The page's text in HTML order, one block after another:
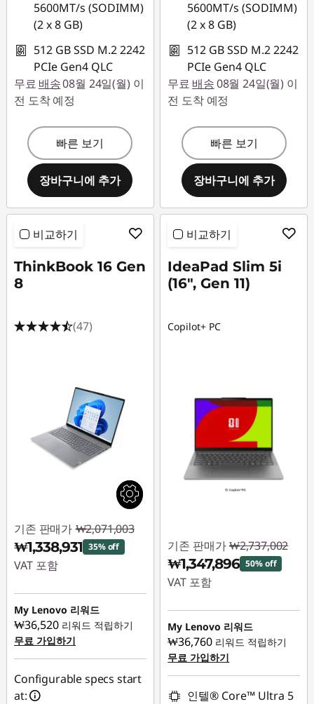
5600MT/s (SODIMM)
(2 x 8 GB)
512 GB SSD M.2 2242
PCIe Gen4 QLC
무료 배송08월 24일(월) 이
전 도착 예정
빠른 보기
장바구니에 추가
5600MT/s (SODIMM)
(2 x 8 GB)
512 GB SSD M.2 2242
PCIe Gen4 QLC
무료 배송08월 24일(월) 이
전 도착 예정
빠른 보기
장바구니에 추가
비교하기
ThinkBook 16 Gen
8
(47)
기존 판매가 ₩2,071,003
₩1,338,931 35% off
VAT 포함
즉시 할인: :-
₩732,072
My Lenovo 리워드
₩36,520 리워드 적립하기
무료 가입하기
Configurable specs start
at:
비교하기
IdeaPad Slim 5i
(16", Gen 11)
Copilot+ PC
기존 판매가 ₩2,737,002
₩1,347,896 50% off
VAT 포함
즉시 할인: :-
₩1,389,106
My Lenovo 리워드
₩36,760 리워드 적립하기
무료 가입하기
인텔® Core™ Ultra 5